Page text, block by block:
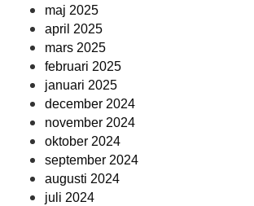
maj 2025
april 2025
mars 2025
februari 2025
januari 2025
december 2024
november 2024
oktober 2024
september 2024
augusti 2024
juli 2024